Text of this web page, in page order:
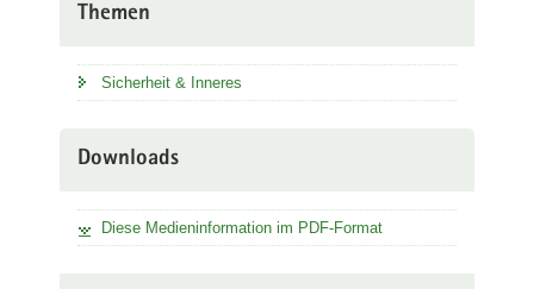
Themen
Sicherheit & Inneres
Downloads
Diese Medieninformation im PDF-Format